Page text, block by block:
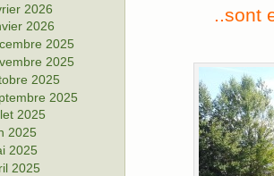
2026
2026
2025
2025
2025
2025
2025
2025
2025
2025
..sont